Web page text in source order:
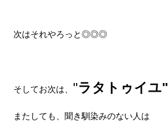
次はそれやろっと◎◎◎
そしてお次は、 "ラタトゥイユ"
またしても、聞き馴染みのない人は